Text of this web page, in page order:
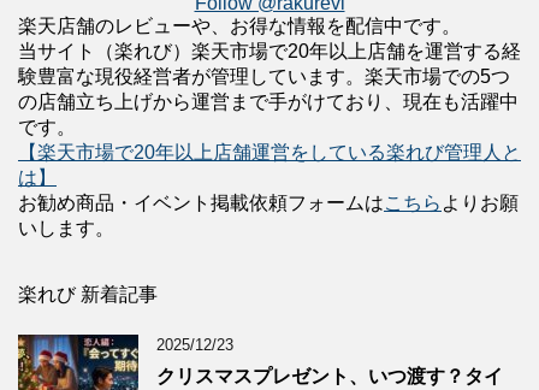
楽天店舗のレビューや、お得な情報を配信中です。
当サイト（楽れび）楽天市場で20年以上店舗を運営する経
験豊富な現役経営者が管理しています。楽天市場での5つ
の店舗立ち上げから運営まで手がけており、現在も活躍中
です。
【楽天市場で20年以上店舗運営をしている楽れび管理人と
は】
お勧め商品・イベント掲載依頼フォームはこちら よりお願
いします。
楽れび 新着記事
2025/12/23
クリスマスプレゼント、いつ渡す？タイ